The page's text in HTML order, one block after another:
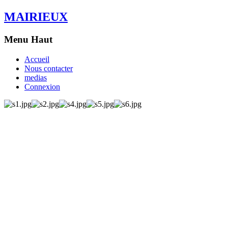
MAIRIEUX
Menu Haut
Accueil
Nous contacter
medias
Connexion